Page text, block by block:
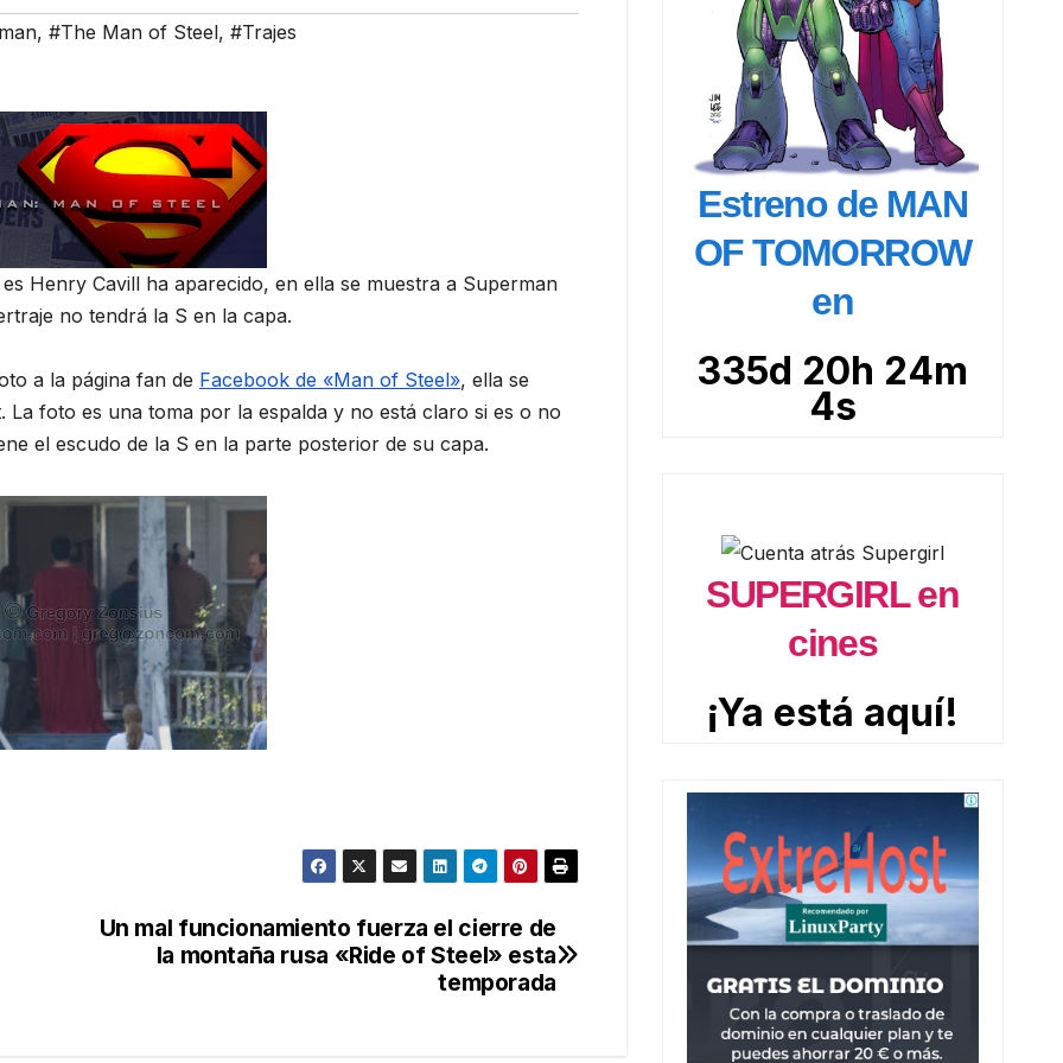
, #The Man of Steel, #Trajes
Henry Cavill ha aparecido, en ella se muestra a Superman
no tendrá la S en la capa.
a la página fan de Facebook de «Man of Steel», ella se
La foto es una toma por la espalda y no está claro si es o no
el escudo de la S en la parte posterior de su capa.
Un mal funcionamiento fuerza el cierre de
la montaña rusa «Ride of Steel» esta
temporada
Estreno de MAN
OF TOMORROW
en
335d 20h 24m
3s
SUPERGIRL en
cines
¡Ya está aquí!